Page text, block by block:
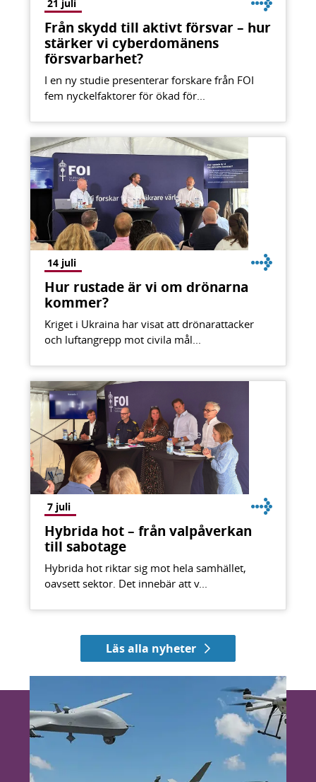
21 juli
Från skydd till aktivt försvar – hur
stärker vi cyberdomänens
försvarbarhet?
I en ny studie presenterar forskare från FOI
fem nyckelfaktorer för ökad för...
14 juli
Hur rustade är vi om drönarna
kommer?
Kriget i Ukraina har visat att drönarattacker
och luftangrepp mot civila mål...
7 juli
Hybrida hot – från valpåverkan
till sabotage
Hybrida hot riktar sig mot hela samhället,
oavsett sektor. Det innebär att v...
Läs alla nyheter